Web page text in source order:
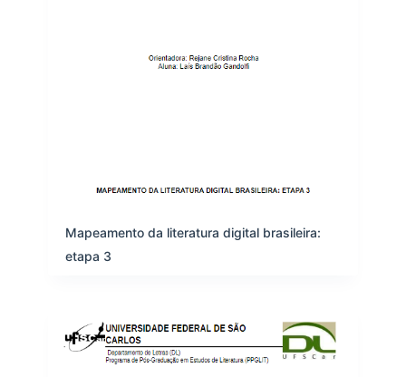
Mapeamento da literatura digital brasileira:
etapa 3